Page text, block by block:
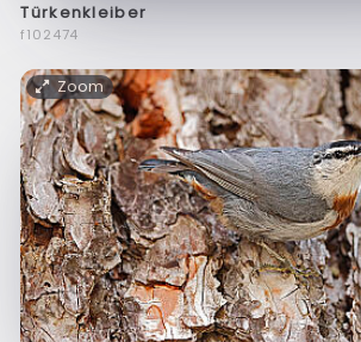
Türkenkleiber
f102474
Zoom